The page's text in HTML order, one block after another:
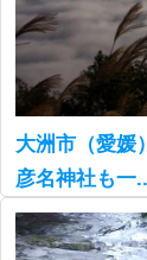
大洲市（愛媛
彦名神社も一